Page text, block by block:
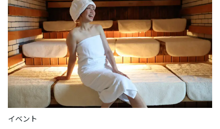
イベント